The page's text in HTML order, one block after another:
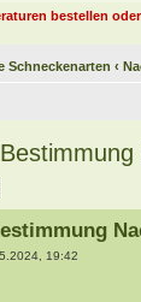
bestellen
Schneckenarten ‹
19:42